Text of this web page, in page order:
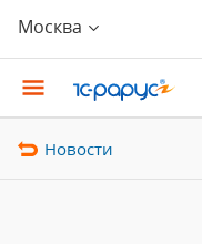
Москва
Новости